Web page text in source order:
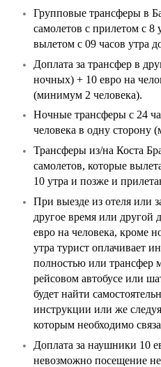
Групповые трансферы в
самолетов с прилетом с 8
вылетом с 09 часов утра
Доплата за трансфер в
ночных) + 10 евро на
(минимум 2 человека).
Ночные трансферы с 24
человека в одну сторону
Трансферы из/на Коста
самолетов, которые
10 утра и позже и
При выезде из отеля или
другое время или другой
евро на человека, кроме
утра турист оплачивает
полностью или трансфер
рейсовом автобусе или
будет найти
инструкции или же
которым необходимо
Доплата за наушники 10
невозможно посещение